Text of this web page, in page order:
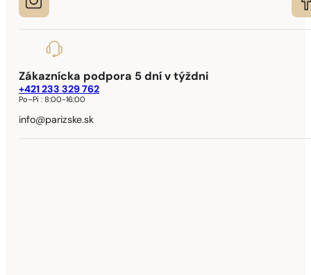
Zákaznícka podpora 5 dní v týždni
+421 233 329 762
Po–Pi :8:00-16:00
info@parizske.sk